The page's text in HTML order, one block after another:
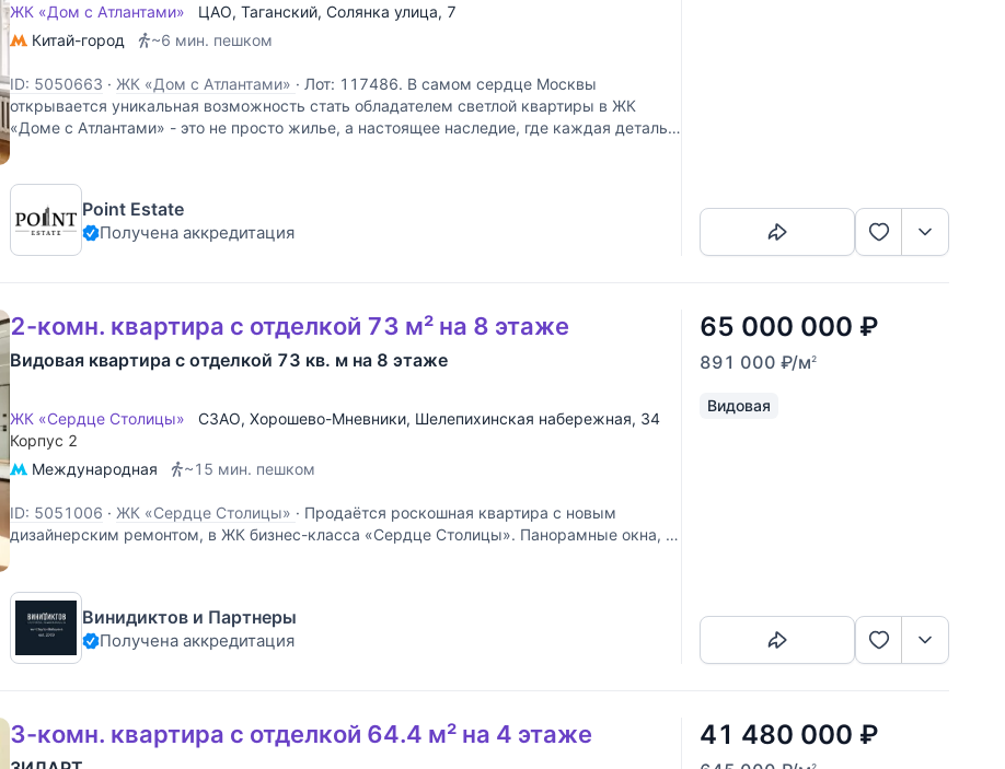
ЖК «Дом с Атлантами» ЦАО, Таганский, Солянка улица, 7
Китай-город
~6 мин. пешком
ID: 5050663 · ЖК «Дом с Атлантами» · Лот: 117486. В самом сердце Москвы
открывается уникальная возможность стать обладателем светлой квартиры в ЖК
«Доме с Атлантами» - это не просто жилье, а настоящее наследие, где каждая деталь
Point Estate
Получена аккредитация
2-комн. квартира с отделкой 73 м² на 8 этаже
Видовая квартира с отделкой 73 кв. м на 8 этаже
ЖК «Сердце Столицы» СЗАО, Хорошево-Мневники, Шелепихинская набережная, 34
Корпус 2
Международная
~15 мин. пешком
ID: 5051006 · ЖК «Сердце Столицы» · Продаётся роскошная квартира с новым
дизайнерским ремонтом, в ЖК бизнес-класса «Сердце Столицы». Панорамные окна, с
Винидиктов и Партнеры
Получена аккредитация
65 000 000 ₽
891 000 ₽/м2
Видовая
3-комн. квартира с отделкой 64.4 м² на 4 этаже 41 480 000 ₽
2